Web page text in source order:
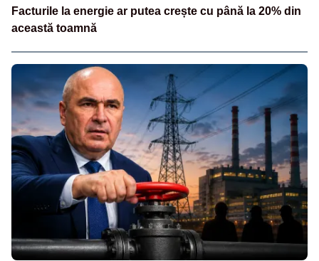
Facturile la energie ar putea crește cu până la 20% din
această toamnă